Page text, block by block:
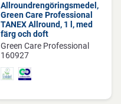
Allroundrengöringsmedel,
Green Care Professional
TANEX Allround, 1 l, med
färg och doft
Green Care Professional
160927